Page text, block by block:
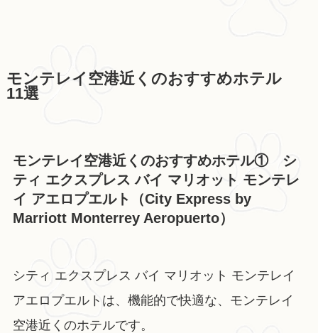
モンテレイ空港近くのおすすめホテル
11選
モンテレイ空港近くのおすすめホテル① シ
ティ エクスプレス バイ マリオット モンテレ
イ アエロプエルト（City Express by
Marriott Monterrey Aeropuerto）
シティ エクスプレス バイ マリオット モンテレイ
アエロプエルトは、機能的で快適な、モンテレイ
空港近くのホテルです。